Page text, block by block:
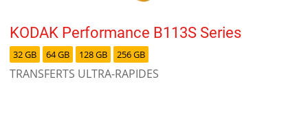
KODAK Performance B113S Series
32 GB 64 GB 128 GB 256 GB
TRANSFERTS ULTRA-RAPIDES